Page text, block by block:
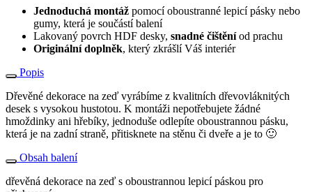
Jednoduchá montáž pomocí oboustranné lepicí pásky nebo
gumy, která je součástí balení
Lakovaný povrch HDF desky, snadné čištěníod prachu
Originální doplněk, který zkrášlí Váš interiér
Popis
Dřevěné dekorace na zeď vyrábíme z kvalitních dřevovláknitých
desek s vysokou hustotou. K montáži nepotřebujete žádné
hmoždinky ani hřebíky, jednoduše odlepíte oboustrannou pásku,
která je na zadní straně, přitisknete na stěnu či dveře a je to 🙂
Obsah balení
dřevěná dekorace na zeď s oboustrannou lepicí páskou pro